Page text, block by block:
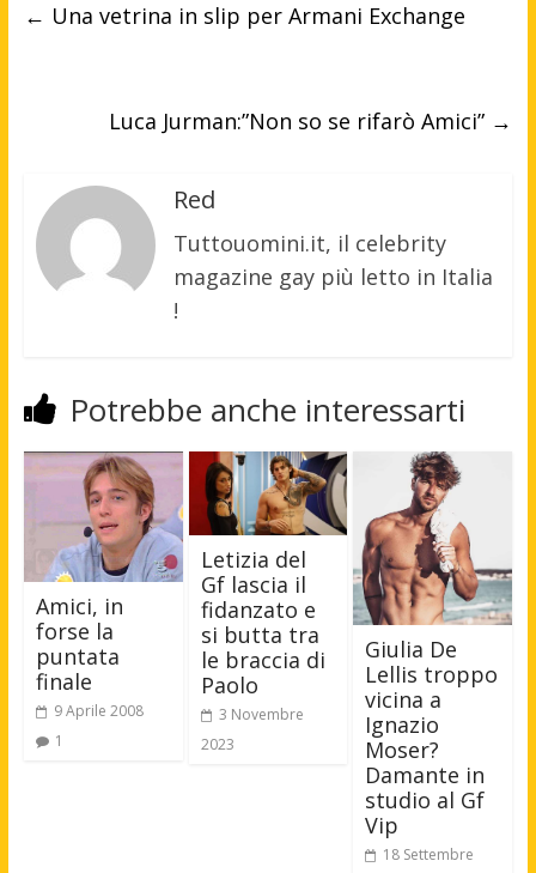
← Una vetrina in slip per Armani Exchange
Luca Jurman:”Non so se rifarò Amici” →
Red
Tuttouomini.it, il celebrity
magazine gay più letto in Italia
!
Potrebbe anche interessarti
Amici, in
forse la
puntata
finale
9 Aprile 2008
1
Letizia del
Gf lascia il
fidanzato e
si butta tra
le braccia di
Paolo
3 Novembre
2023
Giulia De
Lellis troppo
vicina a
Ignazio
Moser?
Damante in
studio al Gf
Vip
18 Settembre